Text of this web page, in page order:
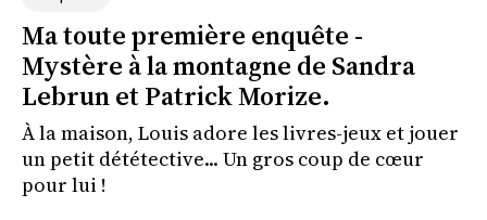
Ma toute première enquête -
Mystère à la montagne de Sandra
Lebrun et Patrick Morize.
À la maison, Louis adore les livres-jeux et jouer
un petit dététective... Un gros coup de cœur
pour lui !